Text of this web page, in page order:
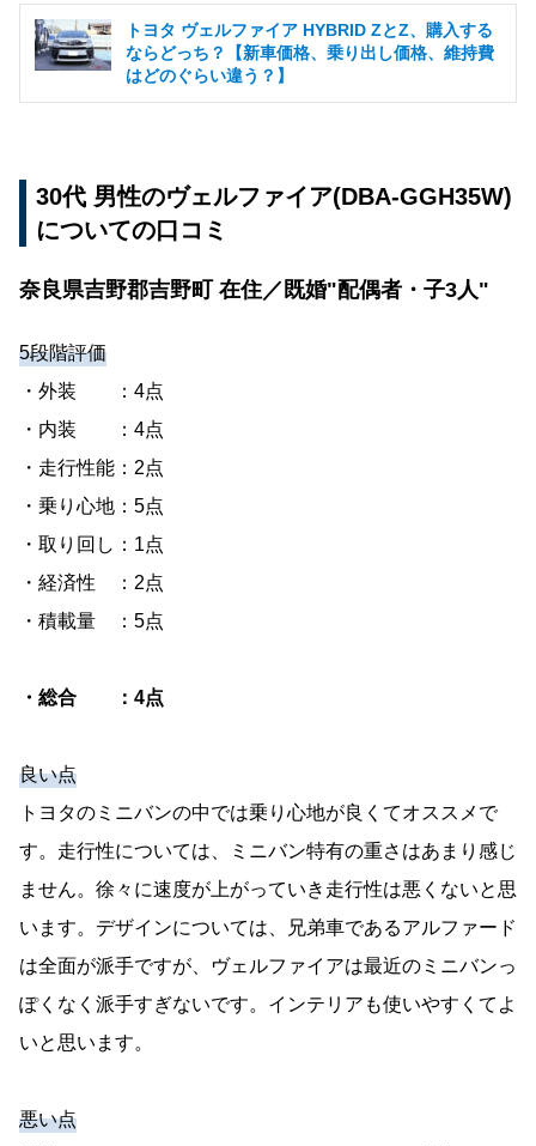
トヨタ ヴェルファイア HYBRID ZとZ、購入する
ならどっち？【新車価格、乗り出し価格、維持費
はどのぐらい違う？】
30代 男性のヴェルファイア(DBA-GGH35W)
についての口コミ
奈良県吉野郡吉野町 在住／既婚"配偶者・子3人"
5段階評価
・外装 ：4点
・内装 ：4点
・走行性能：2点
・乗り心地：5点
・取り回し：1点
・経済性 ：2点
・積載量 ：5点
・総合 ：4点
良い点
トヨタのミニバンの中では乗り心地が良くてオススメで
す。走行性については、ミニバン特有の重さはあまり感じ
ません。徐々に速度が上がっていき走行性は悪くないと思
います。デザインについては、兄弟車であるアルファード
は全面が派手ですが、ヴェルファイアは最近のミニバンっ
ぽくなく派手すぎないです。インテリアも使いやすくてよ
いと思います。
悪い点